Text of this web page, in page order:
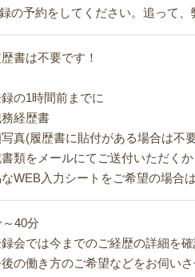
の予約をしてください。追って、
書は不要です！
録の1時間前までに
務経歴書
写真(履歴書に貼付がある場合は不
書類をメールにてご送付いただくか
WEB入力シートをご希望の場合
40分
会では今までのご経歴の詳細を確
の働き方のご希望などをお伺いさ